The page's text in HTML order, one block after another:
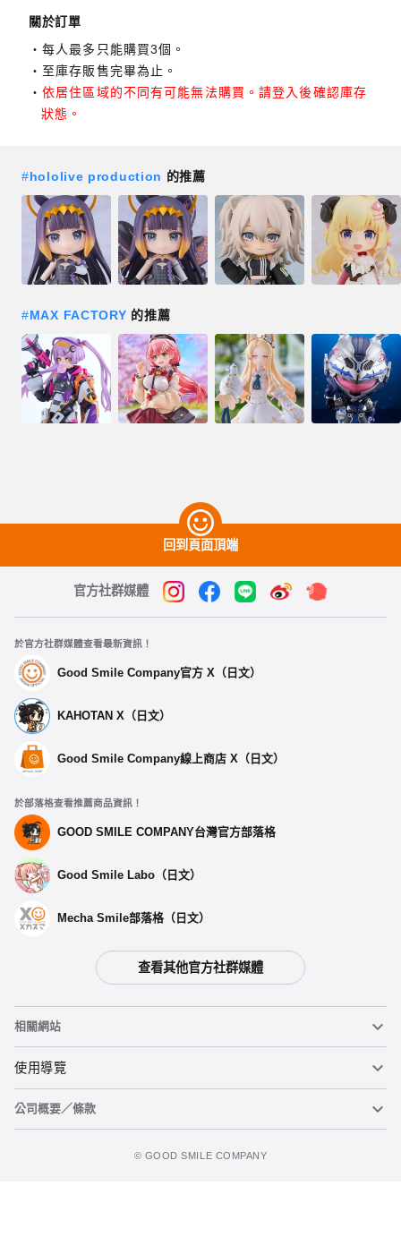
關於訂單
每人最多只能購買3個。
至庫存販售完畢為止。
依居住區域的不同有可能無法購買。請登入後確認庫存
狀態。
#hololive production 的推薦
#MAX FACTORY 的推薦
回到頁面頂端
官方社群媒體
於官方社群媒體查看最新資訊！
Good Smile Company官方 X（日文）
KAHOTAN X（日文）
Good Smile Company線上商店 X（日文）
於部落格查看推薦商品資訊！
GOOD SMILE COMPANY台灣官方部落格
Good Smile Labo（日文）
Mecha Smile部落格（日文）
查看其他官方社群媒體
相關網站
黏土人
黏土人臉部製造機（英文）
使用導覽
重要公告
公司概要／條款
©️ GOOD SMILE COMPANY